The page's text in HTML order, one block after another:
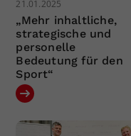
21.01.2025
„Mehr inhaltliche,
strategische und
personelle
Bedeutung für den
Sport“